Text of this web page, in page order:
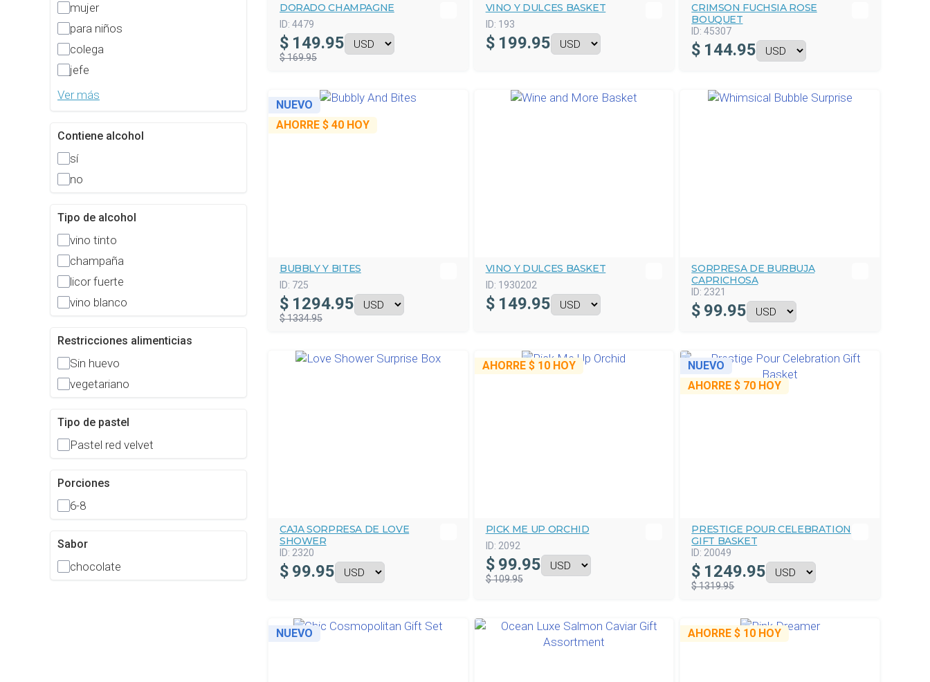
mujer
para niños
colega
jefe
Ver más
Contiene alcohol
sí
no
Tipo de alcohol
vino tinto
champaña
licor fuerte
vino blanco
Restricciones alimenticias
Sin huevo
vegetariano
Tipo de pastel
Pastel red velvet
Porciones
6-8
Sabor
chocolate
DORADO CHAMPAGNE
ID: 4479
$ 149.95
$ 169.95
VINO Y DULCES BASKET
ID: 193
$ 199.95
CRIMSON FUCHSIA ROSE
BOUQUET
ID: 45307
$ 144.95
NUEVO
AHORRE $ 40 HOY
BUBBLY Y BITES
ID: 725
$ 1294.95
$ 1334.95
VINO Y DULCES BASKET
ID: 1930202
$ 149.95
SORPRESA DE BURBUJA
CAPRICHOSA
ID: 2321
$ 99.95
CAJA SORPRESA DE LOVE
SHOWER
ID: 2320
$ 99.95
AHORRE $ 10HOY
PICK ME UP ORCHID
ID: 2092
$ 99.95
$ 109.95
NUEVO
AHORRE$ 70 HOY
PRESTIGE POUR CELEBRATION
GIFT BASKET
ID: 20049
$ 1249.95
$ 1319.95
NUEVO AHORRE$ 10 HOY